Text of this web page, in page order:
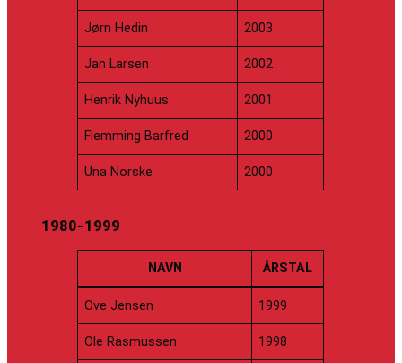
Jørn Hedin 2003
Jan Larsen 2002
Henrik Nyhuus 2001
Flemming Barfred 2000
Una Norske 2000
1980-1999
NAVN ÅRSTAL
Ove Jensen 1999
Ole Rasmussen 1998